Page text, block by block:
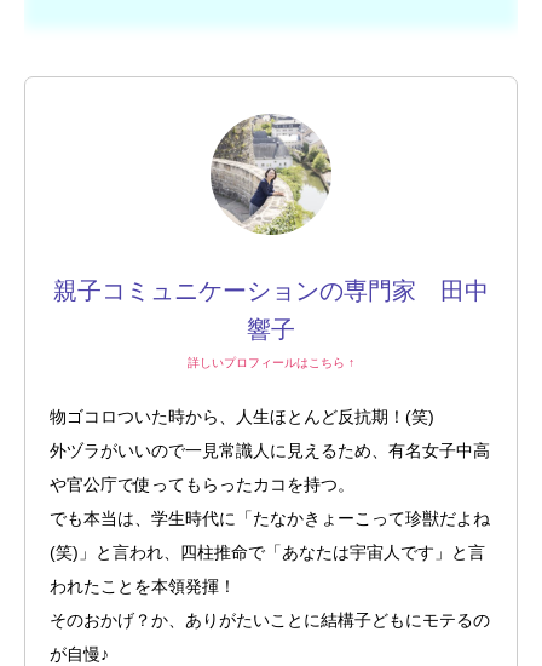
親子コミュニケーションの専門家 田中
響子
詳しいプロフィールはこちら ↑
物ゴコロついた時から、人生ほとんど反抗期！(笑)
外ヅラがいいので一見常識人に見えるため、有名女子中高
や官公庁で使ってもらったカコを持つ。
でも本当は、学生時代に「たなかきょーこって珍獣だよね
(笑)」と言われ、四柱推命で「あなたは宇宙人です」と言
われたことを本領発揮！
そのおかげ？か、ありがたいことに結構子どもにモテるの
が自慢♪